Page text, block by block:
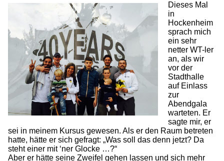
Dieses Mal
in
Hockenheim
sprach mich
ein sehr
netter WT-ler
an, als wir
vor der
Stadthalle
auf Einlass
zur
Abendgala
warteten. Er
sagte mir, er
sei in meinem Kursus gewesen. Als er den Raum betreten
hatte, hätte er sich gefragt: „Was soll das denn jetzt? Da
steht einer mit ‘ner Glocke …?“
Aber er hätte seine Zweifel gehen lassen und sich mehr